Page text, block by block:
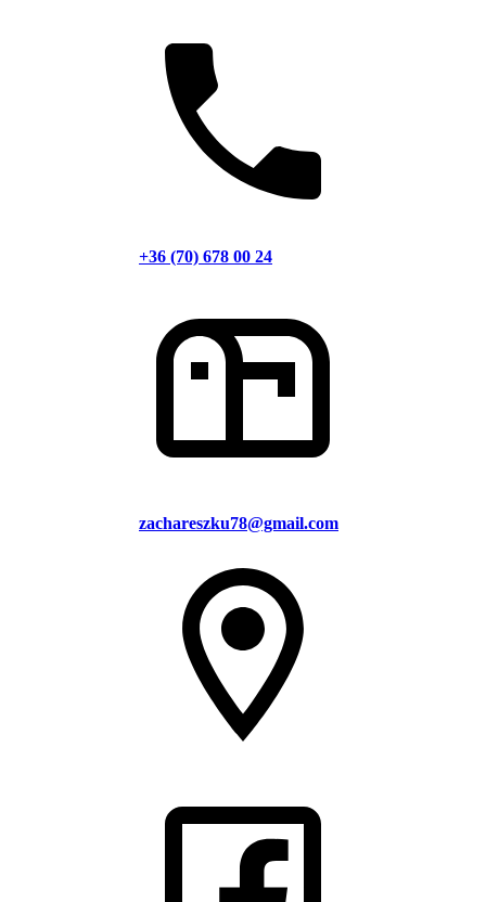
+36 (70) 678 00 24
zachareszku78@gmail.com